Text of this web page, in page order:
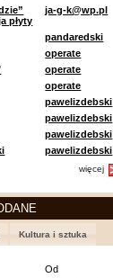
płyty
ja-g-k@wp.pl
pandaredski
operate
operate
operate
pawelizdebski
pawelizdebski
pawelizdebski
pawelizdebski
więcej
Kultura i sztuka
Od